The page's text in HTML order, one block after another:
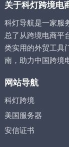
关于科灯跨境电
科灯导航是一家服
总了从跨境电商平
类实用的外贸工具
南，助力中国跨境
网站导航
科灯跨境
美国服务器
安信证书